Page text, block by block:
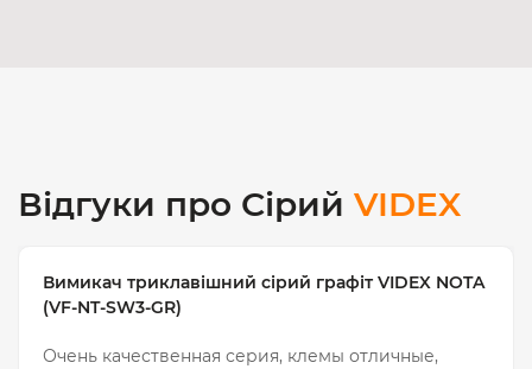
Відгуки про Сірий VIDEX
Вимикач триклавішний сірий графіт VIDEX NOTA
(VF-NT-SW3-GR)
Очень качественная серия, клемы отличные,